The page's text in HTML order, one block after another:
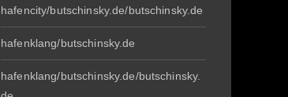
hafencity/butschinsky.de/butschinsky.de
hafenklang/butschinsky.de
hafenklang/butschinsky.de/butschinsky.